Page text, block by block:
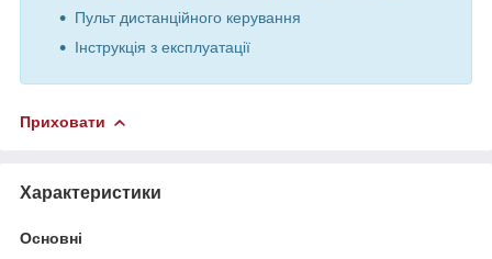
Пульт дистанційного керування
Інструкція з експлуатації
Приховати
Характеристики
Основні